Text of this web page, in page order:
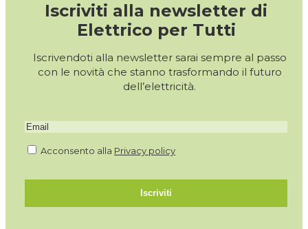
Iscriviti alla newsletter di
Elettrico per Tutti
Iscrivendoti alla newsletter sarai sempre al passo
con le novità che stanno trasformando il futuro
dell’elettricità.
Acconsento alla Privacy policy
Iscriviti